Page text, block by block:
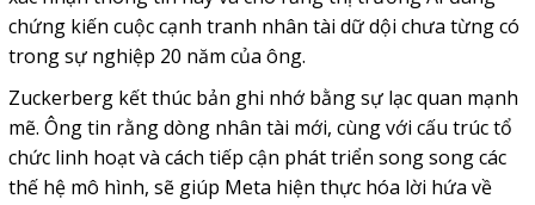
chứng kiến cuộc cạnh tranh nhân tài dữ dội chưa từng có
trong sự nghiệp 20 năm của ông.
Zuckerberg kết thúc bản ghi nhớ bằng sự lạc quan mạnh
mẽ. Ông tin rằng dòng nhân tài mới, cùng với cấu trúc tổ
chức linh hoạt và cách tiếp cận phát triển song song các
thế hệ mô hình, sẽ giúp Meta hiện thực hóa lời hứa về